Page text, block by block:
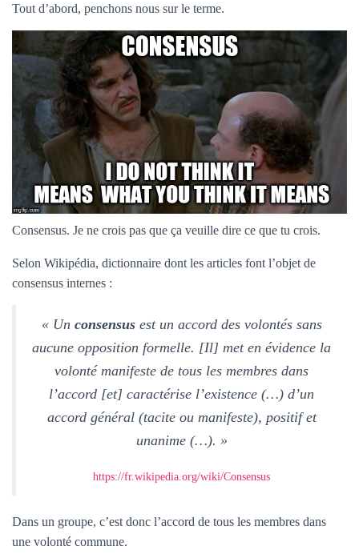
Tout d’abord, penchons nous sur le terme.
Consensus. Je ne crois pas que ça veuille dire ce que tu crois.
Selon Wikipédia, dictionnaire dont les articles font l’objet de
consensus internes :
« Un consensusest un accord des volontés sans
aucune opposition formelle. [Il] met en évidence la
volonté manifeste de tous les membres dans
l’accord [et] caractérise l’existence (…) d’un
accord général (tacite ou manifeste), positif et
unanime (…). »
https://fr.wikipedia.org/wiki/Consensus
Dans un groupe, c’est donc l’accord de tous les membres dans
une volonté commune.